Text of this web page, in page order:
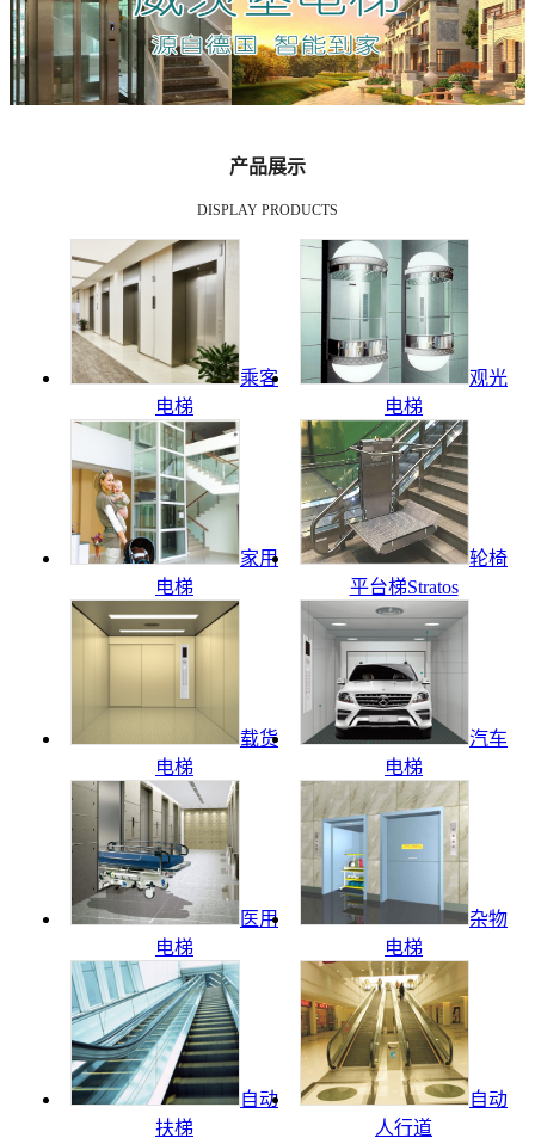
产品展示
DISPLAY PRODUCTS
乘客
电梯
观光
电梯
家用
电梯
轮椅
平台梯Stratos
载货
电梯
汽车
电梯
医用
电梯
杂物
电梯
自动
扶梯
自动
人行道